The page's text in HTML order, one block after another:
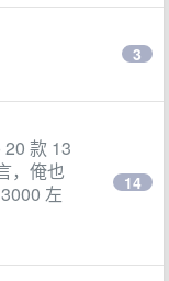
3
款 13
，俺也
左
14